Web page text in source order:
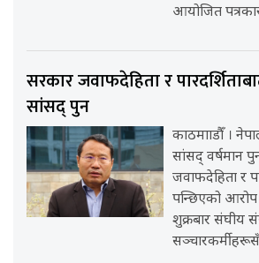
आयोजित
सरकार जवाफदेहिता र
सांसद् पुन
काठमााडौँ ।
सांसद् वर्षमान
जवाफदेहिता र
पन्छिएको
शुक्रबार संघीय